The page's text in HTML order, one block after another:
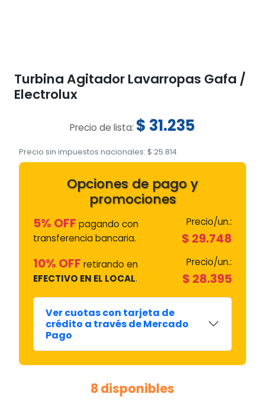
Turbina Agitador Lavarropas Gafa /
Electrolux
Precio de lista: $ 31.235
Precio sin impuestos nacionales: $ 25.814
Opciones de pago y
promociones
5% OFF pagando con
transferencia bancaria.
Precio/un.:
$ 29.748
10% OFF retirando en
EFECTIVO EN EL LOCAL.
Precio/un.:
$ 28.395
Ver cuotas con tarjeta de
crédito a través de Mercado
Pago
8 disponibles